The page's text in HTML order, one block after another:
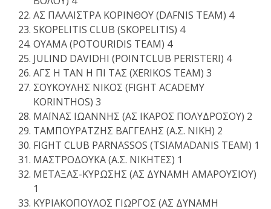
ΑΣ ΠΑΛΑΙΣΤΡΑ ΚΟΡΙΝΘΟY (DAFNIS TEAM) 4
SKOPELITIS CLUB (SKOPELITIS) 4
ΟΥΑMA (POTOURIDIS TEAM) 4
JULIND DAVIDHI (POINTCLUB PERISTERI) 4
ΑΓΣ Η ΤΑΝ Η ΠΙ ΤΑΣ (XERIKOS TEAM) 3
ΣΟΥΚΟΥΛΗΣ ΝΙΚΟΣ (FIGHT ACADEMY
KORINTHOS) 3
ΜΑΪΝΑΣ ΙΩΑΝΝΗΣ (ΑΣ ΙΚΑΡΟΣ ΠΟΛΥΔΡΟΣΟΥ) 2
ΤΑΜΠΟΥΡΑΤΖΗΣ ΒΑΓΓΕΛΗΣ (Α.Σ. ΝΙΚΗ) 2
FIGHT CLUB PARNASSOS (TSIAMADANIS TEAM) 1
ΜΑΣΤΡΟΔΟΥΚΑ (Α.Σ. ΝΙΚΗΤΕΣ) 1
ΜΕΤΑΞΑΣ-ΚΥΡΩΣΗΣ (ΑΣ ΔΥΝΑΜΗ ΑΜΑΡΟΥΣΙΟΥ)
1
ΚΥΡΙΑΚΟΠΟΥΛΟΣ ΓΙΩΡΓΟΣ (ΑΣ ΔΥΝΑΜΗ